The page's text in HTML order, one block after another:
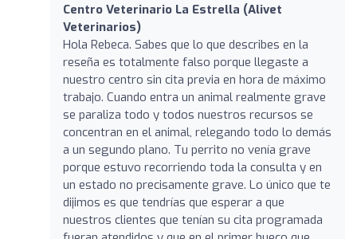
Centro Veterinario La Estrella (Alivet
Veterinarios)
Hola Rebeca. Sabes que lo que describes en la
reseña es totalmente falso porque llegaste a
nuestro centro sin cita previa en hora de máximo
trabajo. Cuando entra un animal realmente grave
se paraliza todo y todos nuestros recursos se
concentran en el animal, relegando todo lo demás
a un segundo plano. Tu perrito no venía grave
porque estuvo recorriendo toda la consulta y en
un estado no precisamente grave. Lo único que te
dijimos es que tendrías que esperar a que
nuestros clientes que tenían su cita programada